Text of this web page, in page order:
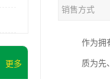
更多
销售方式
作为拥
质为先